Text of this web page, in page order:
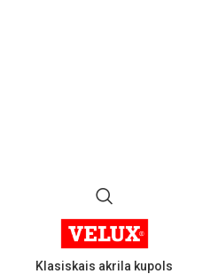
Klasiskais akrila kupols